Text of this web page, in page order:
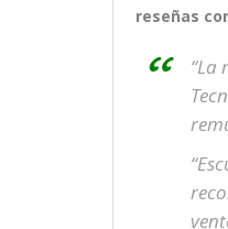
reseñas
“La